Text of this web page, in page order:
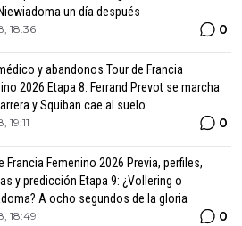
un día después
18:36 0
y abandonos Tour de Francia
2026 Etapa 8: Ferrand Prevot se marcha
y Squiban cae al suelo
19:11 0
Francia Femenino 2026 Previa, perfiles,
y predicción Etapa 9: ¿Vollering o
A ocho segundos de la gloria
18:49 0